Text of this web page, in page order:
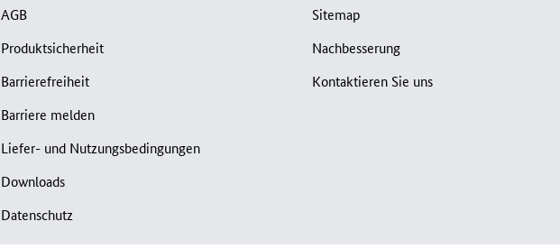
AGB
Produktsicherheit
Barrierefreiheit
Barriere melden
Liefer- und Nutzungsbedingungen
Downloads
Datenschutz
Sitemap
Nachbesserung
Kontaktieren Sie uns